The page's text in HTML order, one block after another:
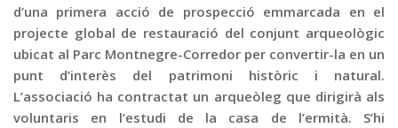
d’una primera acció de prospecció emmarcada en el
projecte global de restauració del conjunt arqueològic
ubicat al Parc Montnegre-Corredor per convertir-la en un
punt d’interès del patrimoni històric i natural.
L’associació ha contractat un arqueòleg que dirigirà als
voluntaris en l’estudi de la casa de l’ermità. S’hi